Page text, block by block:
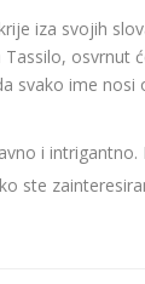
iza svojih
osvrnut
svako ime nosi
i
ste